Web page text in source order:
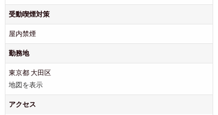
受動喫煙対策
屋内禁煙
勤務地
東京都 大田区
地図を表示
アクセス